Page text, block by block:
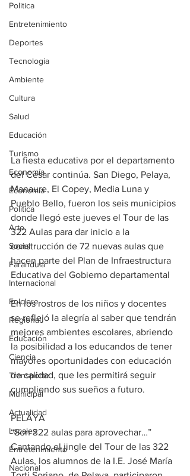
Politica
Entretenimiento
Deportes
Tecnologia
Ambiente
Cultura
Salud
Educación
Turismo
Economía
Economía
Política
Arte
Social
Farandula
Internacional
Folclore
Regional
Educación
Ciencia
Transporte
Municipal
Actualidad
Locales
Entretenimiento
Nacional
La fiesta educativa por el departamento
del Cesar continúa. San Diego, Pelaya,
Manaure, El Copey, Media Luna y
Pueblo Bello, fueron los seis municipios
donde llegó este jueves el Tour de las
322 Aulas para dar inicio a la
construcción de 72 nuevas aulas que
hacen parte del Plan de Infraestructura
Educativa del Gobierno departamental
En los rostros de los niños y docentes
se reflejó la alegría al saber que tendrán
mejores ambientes escolares, abriendo
la posibilidad a los educandos de tener
mayores oportunidades con educación
de calidad, que les permitirá seguir
cumpliendo sus sueños a futuro.
PELAYA
“Son 322 aulas para aprovechar…”
Cantando el jingle del Tour de las 322
Aulas, los alumnos de la I.E. José María